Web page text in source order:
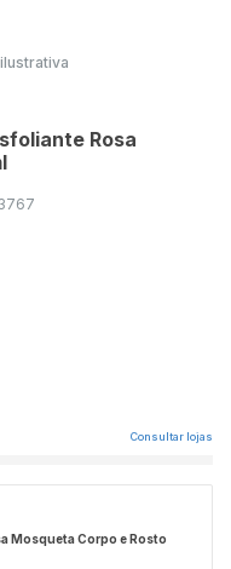
Rosa
Consultar lojas
Mosqueta Corpo e Rosto